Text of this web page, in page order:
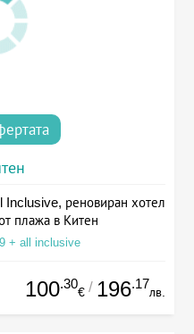
Inclusive, реновиран хотел
плажа в Китен
+ all inclusive
100.30
€ / 196.17
лв.